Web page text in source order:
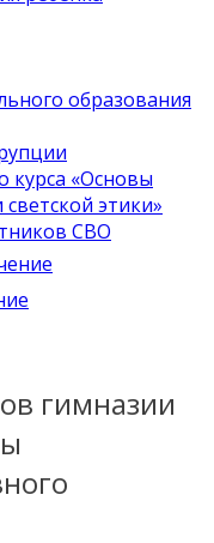
образования
курса «Основы
этики»
СВО
гимназии